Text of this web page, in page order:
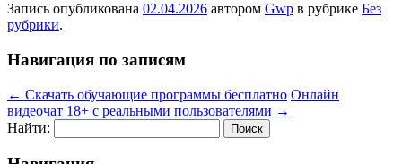
Запись опубликована 02.04.2026 автором Gwp в рубрике Без
рубрики.
Навигация по записям
← Скачать обучающие программы бесплатно Онлайн
видеочат 18+ с реальными пользователями →
Найти: